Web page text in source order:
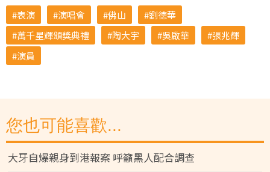
表演 演唱會 佛山
劉德華
萬千星輝頒獎典禮
陶大宇 吳啟華
張兆輝
演員
您也可能喜歡...
大牙自爆親身到港報案 呼籲黑人配合調查